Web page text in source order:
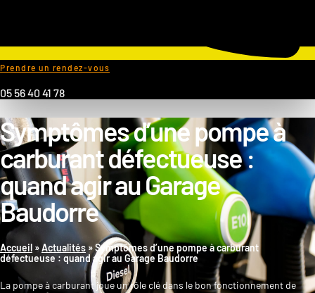
Prendre un rendez-vous
05 56 40 41 78
Symptômes d’une pompe à
carburant défectueuse :
quand agir au Garage
Baudorre
Accueil »Actualités »Symptômes d’une pompe à carburant
défectueuse : quand agir au Garage Baudorre
La pompe à carburant joue un rôle clé dans le bon fonctionnement de